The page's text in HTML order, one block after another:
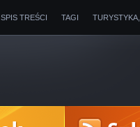
SPIS TREŚCI TAGI